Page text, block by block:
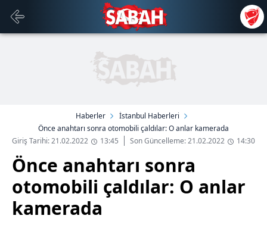
Haberler
İstanbul Haberleri
Önce anahtarı sonra otomobili çaldılar: O anlar kamerada
Giriş Tarihi: 21.02.2022
13:45 Son Güncelleme: 21.02.2022 14:30
Önce anahtarı sonra
otomobili çaldılar: O anlar
kamerada